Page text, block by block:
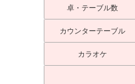
卓・テーブル数
カウンターテーブル
カラオケ